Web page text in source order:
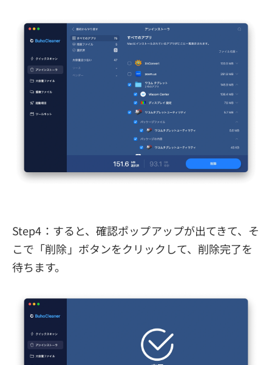
Step4：すると、確認ポップアップが出てきて、そ
こで「削除」ボタンをクリックして、削除完了を
待ちます。